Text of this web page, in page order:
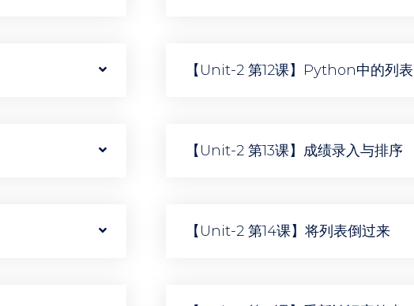
【Unit-2 第12课】Python中的列表
【Unit-2 第13课】成绩录入与排序
【Unit-2 第14课】将列表倒过来